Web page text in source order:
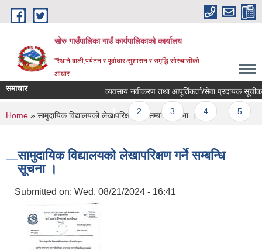
Skip to main content
सोरु गाउँपालिका गाउँ कार्यपालिकाको कार्यालय
"रैथाने बाली,पर्यटन र पूर्वाधारःसुशासन र समृद्धि सोरुबासीको
आधार
समाचार व्यवसाय नवीकरण तथा आपूर्तिकर्ता/सेवा प्रदायक
Pages
1
You are here
Home » सामुदायिक विद्यालयको लेखापरिक्षण गर्ने सम्बन्धि सूचना ।
सामुदायिक विद्यालयको लेखापरिक्षण गर्ने सम्बन्धि
सूचना ।
Submitted on: Wed, 08/21/2024 - 16:41